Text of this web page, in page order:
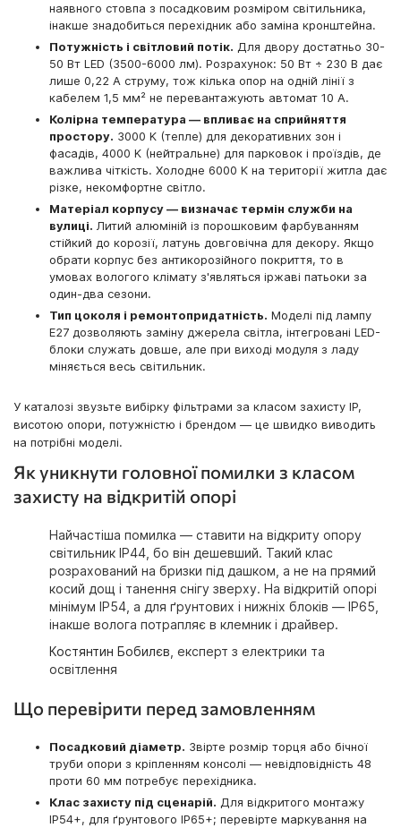
наявного стовпа з посадковим розміром світильника,
інакше знадобиться перехідник або заміна кронштейна.
Потужність і світловий потік. Для двору достатньо 30-
50 Вт LED (3500-6000 лм). Розрахунок: 50 Вт ÷ 230 В дає
лише 0,22 А струму, тож кілька опор на одній лінії з
кабелем 1,5 мм² не перевантажують автомат 10 А.
Колірна температура — впливає на сприйняття
простору. 3000 K (тепле) для декоративних зон і
фасадів, 4000 K (нейтральне) для парковок і проїздів, де
важлива чіткість. Холодне 6000 K на території житла дає
різке, некомфортне світло.
Матеріал корпусу — визначає термін служби на
вулиці. Литий алюміній із порошковим фарбуванням
стійкий до корозії, латунь довговічна для декору. Якщо
обрати корпус без антикорозійного покриття, то в
умовах вологого клімату з'являться іржаві патьоки за
один-два сезони.
Тип цоколя і ремонтопридатність. Моделі під лампу
E27 дозволяють заміну джерела світла, інтегровані LED-
блоки служать довше, але при виході модуля з ладу
міняється весь світильник.
У каталозі звузьте вибірку фільтрами за класом захисту IP,
висотою опори, потужністю і брендом — це швидко виводить
на потрібні моделі.
Як уникнути головної помилки з класом
захисту на відкритій опорі
Найчастіша помилка — ставити на відкриту опору
світильник IP44, бо він дешевший. Такий клас
розрахований на бризки під дашком, а не на прямий
косий дощ і танення снігу зверху. На відкритій опорі
мінімум IP54, а для ґрунтових і нижніх блоків — IP65,
інакше волога потрапляє в клемник і драйвер.
Костянтин Бобилєв , експерт з електрики та
освітлення
Що перевірити перед замовленням
Посадковий діаметр. Звірте розмір торця або бічної
труби опори з кріпленням консолі — невідповідність 48
проти 60 мм потребує перехідника.
Клас захисту під сценарій. Для відкритого монтажу
IP54+, для ґрунтового IP65+; перевірте маркування на